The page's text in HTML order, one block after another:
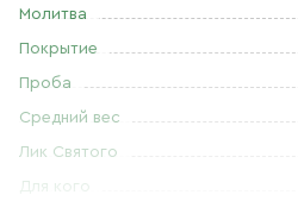
Молитва
Покрытие
Проба
Средний вес
Лик Святого
Для кого